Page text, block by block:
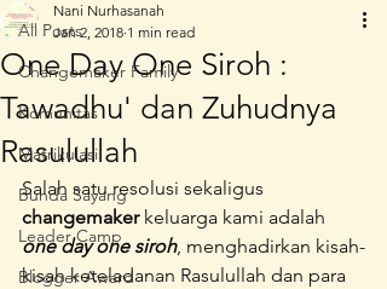
All Posts
Changemaker Family
Komunitas
Matrikulasi
Bunda Sayang
Leader Camp
Blogger Award
One Day One Siroh :
Tawadhu' dan Zuhudnya
Rasulullah
Nani Nurhasanah
Jan 2, 2018 1 min read
Salah satu resolusi sekaligus
changemaker keluarga kami adalah
one day one siroh, menghadirkan kisah-
kisah keteladanan Rasulullah dan para